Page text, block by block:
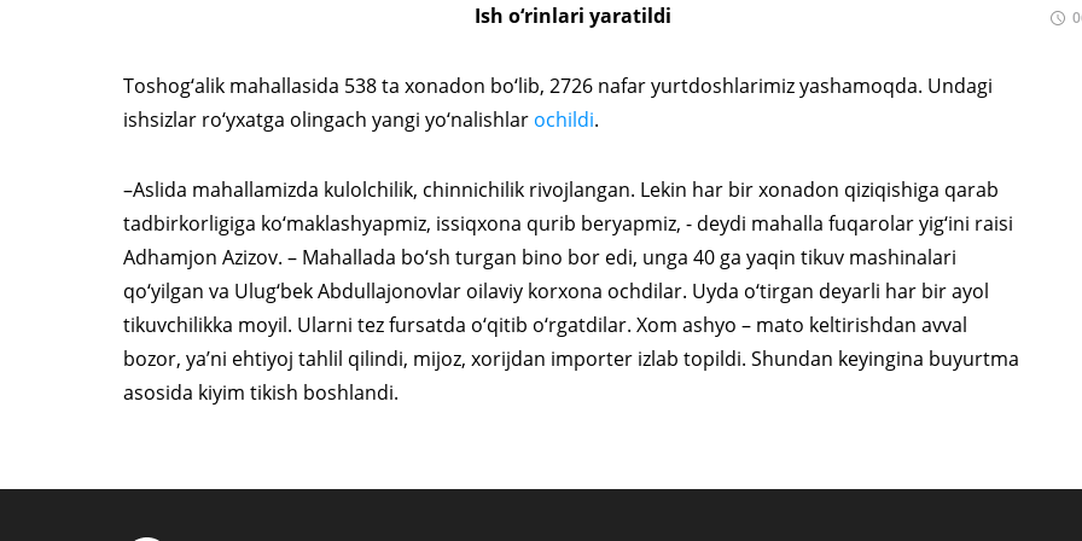
Ish o‘rinlari yaratildi
Toshog‘alik mahallasida 538 ta xonadon bo‘lib, 2726 nafar yurtdoshlarimiz yashamoqda. Undagi
ishsizlar ro‘yxatga olingach yangi yo‘nalishlar ochildi.
–Aslida mahallamizda kulolchilik, chinnichilik rivojlangan. Lekin har bir xonadon qiziqishiga qarab
tadbirkorligiga ko‘maklashyapmiz, issiqxona qurib beryapmiz, - deydi mahalla fuqarolar yig‘ini raisi
Adhamjon Azizov. – Mahallada bo‘sh turgan bino bor edi, unga 40 ga yaqin tikuv mashinalari
qo‘yilgan va Ulug‘bek Abdullajonovlar oilaviy korxona ochdilar. Uyda o‘tirgan deyarli har bir ayol
tikuvchilikka moyil. Ularni tez fursatda o‘qitib o‘rgatdilar. Xom ashyo – mato keltirishdan avval
bozor, ya’ni ehtiyoj tahlil qilindi, mijoz, xorijdan importer izlab topildi. Shundan keyingina buyurtma
asosida kiyim tikish boshlandi.